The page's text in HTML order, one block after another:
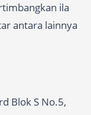
ila
antara lainnya
Blok S No.5,